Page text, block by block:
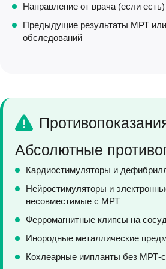
Направление от врача (если есть)
Предыдущие результаты МРТ или
обследований
Абсолютные
Кардиостимуляторы и
Нейростимуляторы и
несовместимые с МРТ
Ферромагнитные клипсы на
Инородные металлические
Кохлеарные импланты без МРТ-